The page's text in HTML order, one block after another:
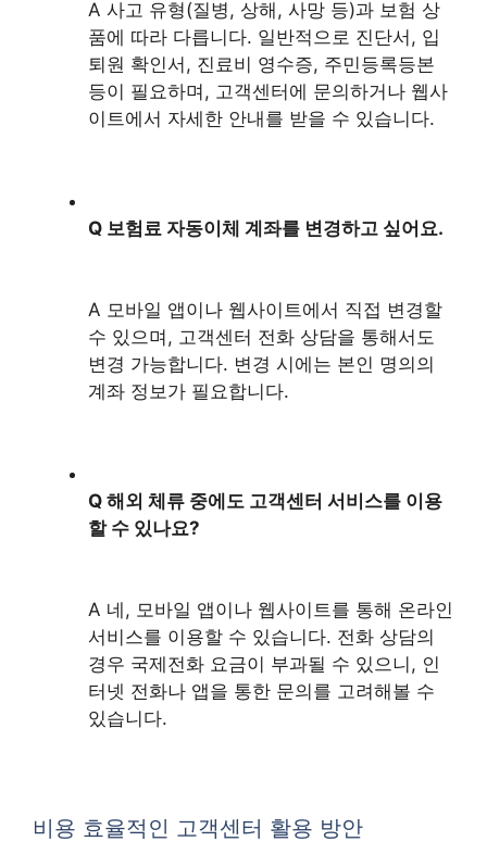
A 사고 유형(질병, 상해, 사망 등)과 보험 상
품에 따라 다릅니다. 일반적으로 진단서, 입
퇴원 확인서, 진료비 영수증, 주민등록등본
등이 필요하며, 고객센터에 문의하거나 웹사
이트에서 자세한 안내를 받을 수 있습니다.
Q 보험료 자동이체 계좌를 변경하고 싶어요.
A 모바일 앱이나 웹사이트에서 직접 변경할
수 있으며, 고객센터 전화 상담을 통해서도
변경 가능합니다. 변경 시에는 본인 명의의
계좌 정보가 필요합니다.
Q 해외 체류 중에도 고객센터 서비스를 이용
할 수 있나요?
A 네, 모바일 앱이나 웹사이트를 통해 온라인
서비스를 이용할 수 있습니다. 전화 상담의
경우 국제전화 요금이 부과될 수 있으니, 인
터넷 전화나 앱을 통한 문의를 고려해볼 수
있습니다.
비용 효율적인 고객센터 활용 방안